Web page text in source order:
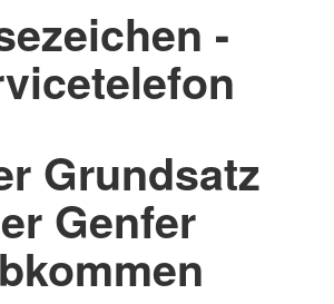
-
Grundsatz
Genfer